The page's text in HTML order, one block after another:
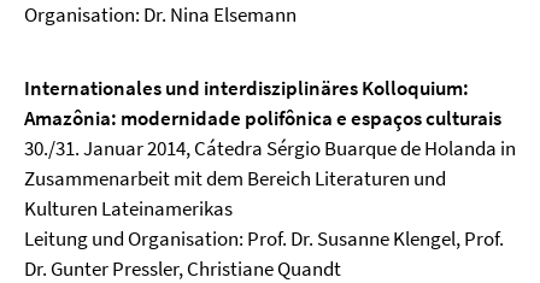
Organisation: Dr. Nina Elsemann
Internationales und interdisziplinäres Kolloquium:
Amazônia: modernidade polifônica e espaços culturais
30./31. Januar 2014, Cátedra Sérgio Buarque de Holanda in
Zusammenarbeit mit dem Bereich Literaturen und
Kulturen Lateinamerikas
Leitung und Organisation: Prof. Dr. Susanne Klengel, Prof.
Dr. Gunter Pressler, Christiane Quandt